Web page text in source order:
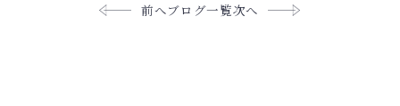
前へブログ一覧次へ